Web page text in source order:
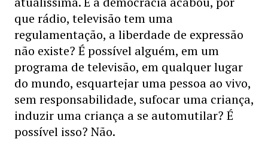
que rádio, televisão tem uma
regulamentação, a liberdade de expressão
não existe? É possível alguém, em um
programa de televisão, em qualquer lugar
do mundo, esquartejar uma pessoa ao vivo,
sem responsabilidade, sufocar uma criança,
induzir uma criança a se automutilar? É
possível isso? Não.